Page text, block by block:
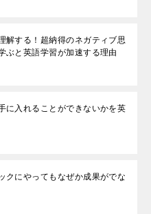
解する！超納得のネガティブ思
ぶと英語学習が加速する理由
に入れることができないかを英
クにやってもなぜか成果がでな